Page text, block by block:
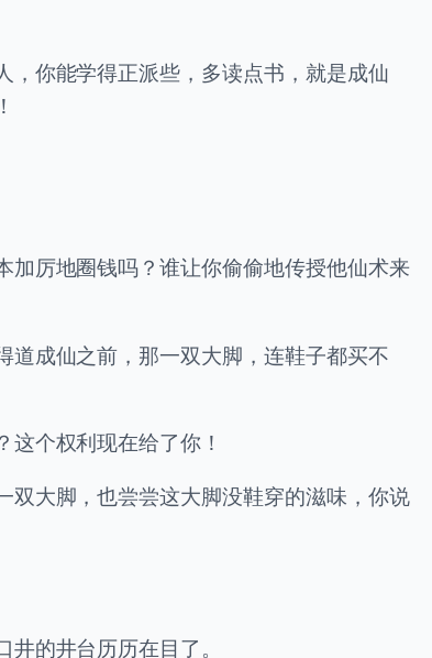
你能学得正派些，多读点书，就是成仙
厉地圈钱吗？谁让你偷偷地传授他仙术来
成仙之前，那一双大脚，连鞋子都买不
个权利现在给了你！
大脚，也尝尝这大脚没鞋穿的滋味，你说
的井台历历在目了。